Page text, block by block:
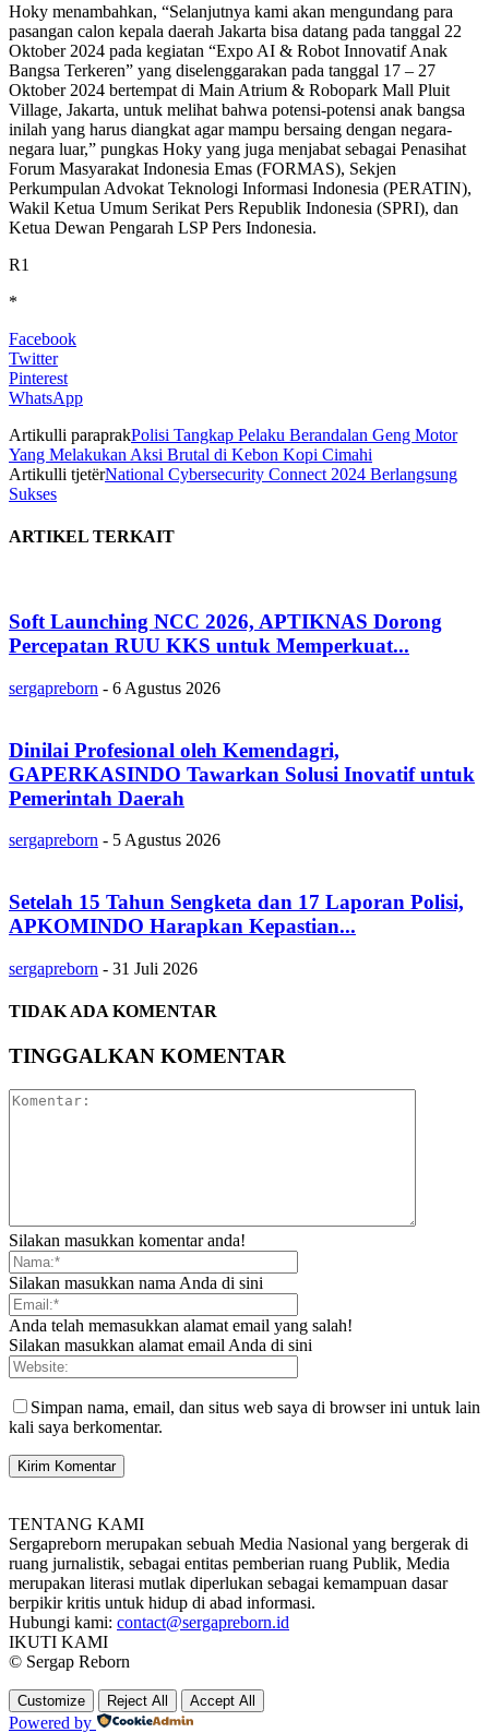
Hoky menambahkan, “Selanjutnya kami akan mengundang para
pasangan calon kepala daerah Jakarta bisa datang pada tanggal 22
Oktober 2024 pada kegiatan “Expo AI & Robot Innovatif Anak
Bangsa Terkeren” yang diselenggarakan pada tanggal 17 – 27
Oktober 2024 bertempat di Main Atrium & Robopark Mall Pluit
Village, Jakarta, untuk melihat bahwa potensi-potensi anak bangsa
inilah yang harus diangkat agar mampu bersaing dengan negara-
negara luar,” pungkas Hoky yang juga menjabat sebagai Penasihat
Forum Masyarakat Indonesia Emas (FORMAS), Sekjen
Perkumpulan Advokat Teknologi Informasi Indonesia (PERATIN),
Wakil Ketua Umum Serikat Pers Republik Indonesia (SPRI), dan
Ketua Dewan Pengarah LSP Pers Indonesia.
R1
*
Facebook
Twitter
Pinterest
WhatsApp
Artikulli paraprakPolisi Tangkap Pelaku Berandalan Geng Motor
Yang Melakukan Aksi Brutal di Kebon Kopi Cimahi
Artikulli tjetërNational Cybersecurity Connect 2024 Berlangsung
Sukses
ARTIKEL TERKAIT
Soft Launching NCC 2026, APTIKNAS Dorong
Percepatan RUU KKS untuk Memperkuat...
sergapreborn - 6 Agustus 2026
Dinilai Profesional oleh Kemendagri,
GAPERKASINDO Tawarkan Solusi Inovatif untuk
Pemerintah Daerah
sergapreborn - 5 Agustus 2026
Setelah 15 Tahun Sengketa dan 17 Laporan Polisi,
APKOMINDO Harapkan Kepastian...
sergapreborn - 31 Juli 2026
TIDAK ADA KOMENTAR
TINGGALKAN KOMENTAR
Silakan masukkan komentar anda!
Silakan masukkan nama Anda di sini
Anda telah memasukkan alamat email yang salah!
Silakan masukkan alamat email Anda di sini
Simpan nama, email, dan situs web saya di browser ini untuk lain
kali saya berkomentar.
TENTANG KAMI
Sergapreborn merupakan sebuah Media Nasional yang bergerak di
ruang jurnalistik, sebagai entitas pemberian ruang Publik, Media
merupakan literasi mutlak diperlukan sebagai kemampuan dasar
berpikir kritis untuk hidup di abad informasi.
Hubungi kami: contact@sergapreborn.id
IKUTI KAMI
© Sergap Reborn
Customize Reject All Accept All
Powered by